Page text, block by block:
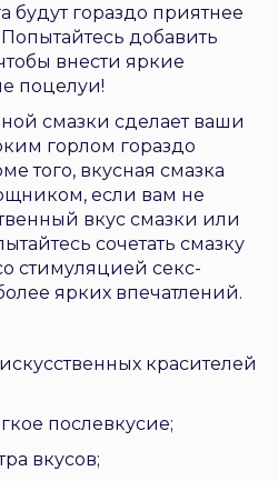
будут гораздо приятнее
добавить
внести яркие
поцелуи!
смазки сделает ваши
горлом гораздо
того, вкусная смазка
если вам не
вкус смазки или
сочетать смазку
стимуляцией секс-
ярких впечатлений.
красителей
послевкусие;
вкусов;